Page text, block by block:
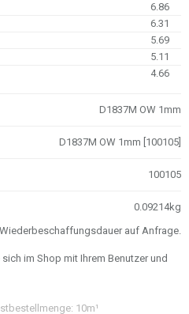
6.86
6.31
5.69
5.11
4.66
D1837M OW 1mm
D1837M OW 1mm [100105]
100105
0.09214kg
Wiederbeschaffungsdauer auf Anfrage.
im Shop mit Ihrem Benutzer und
10m¹